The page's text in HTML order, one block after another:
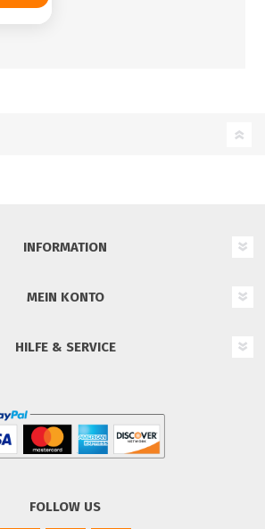
INFORMATION
MEIN KONTO
HILFE & SERVICE
FOLLOW US